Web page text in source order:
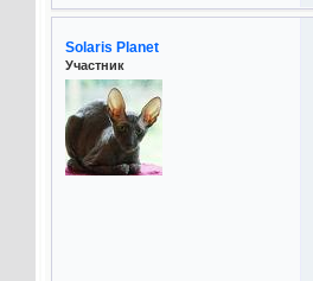
Solaris Planet
Участник